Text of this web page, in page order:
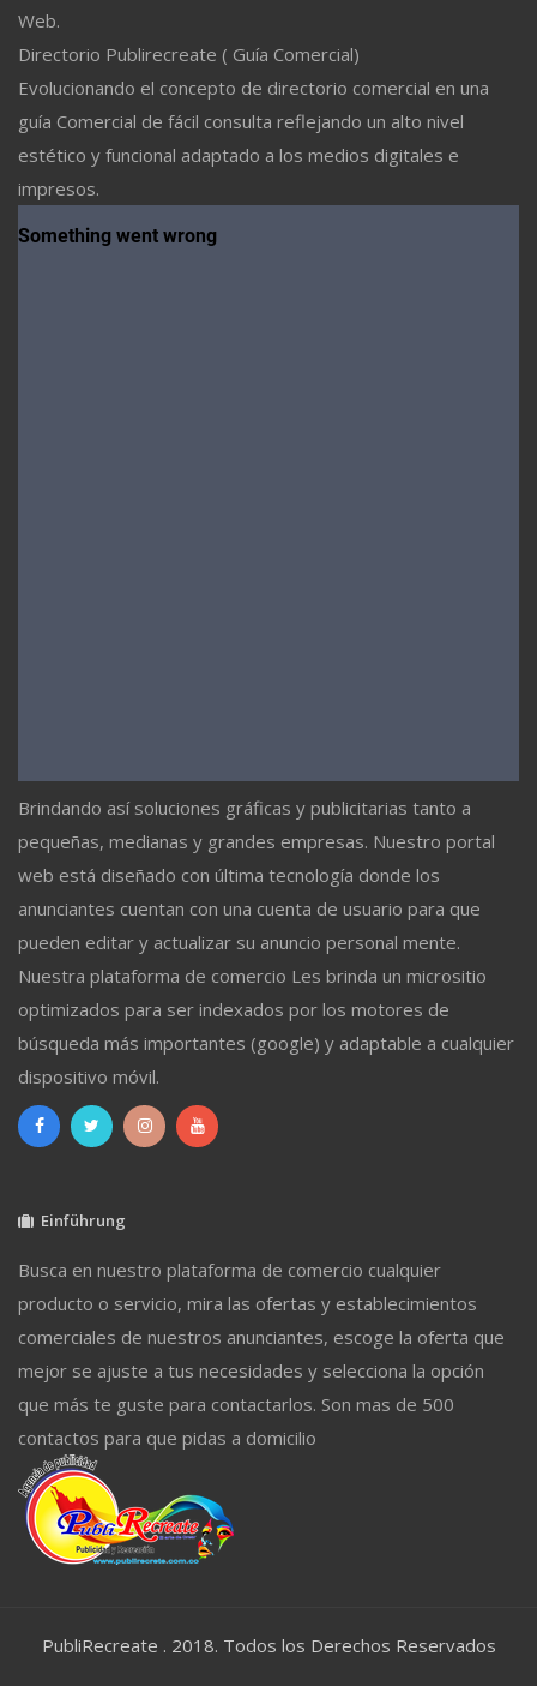
Web.
Directorio Publirecreate ( Guía Comercial)
Evolucionando el concepto de directorio comercial en una
guía Comercial de fácil consulta reflejando un alto nivel
estético y funcional adaptado a los medios digitales e
impresos.
Brindando así soluciones gráficas y publicitarias tanto a
pequeñas, medianas y grandes empresas. Nuestro portal
web está diseñado con última tecnología donde los
anunciantes cuentan con una cuenta de usuario para que
pueden editar y actualizar su anuncio personal mente.
Nuestra plataforma de comercio Les brinda un micrositio
optimizados para ser indexados por los motores de
búsqueda más importantes (google) y adaptable a cualquier
dispositivo móvil.
Einführung
Busca en nuestro plataforma de comercio cualquier
producto o servicio, mira las ofertas y establecimientos
comerciales de nuestros anunciantes, escoge la oferta que
mejor se ajuste a tus necesidades y selecciona la opción
que más te guste para contactarlos. Son mas de 500
contactos para que pidas a domicilio
PubliRecreate . 2018. Todos los Derechos Reservados